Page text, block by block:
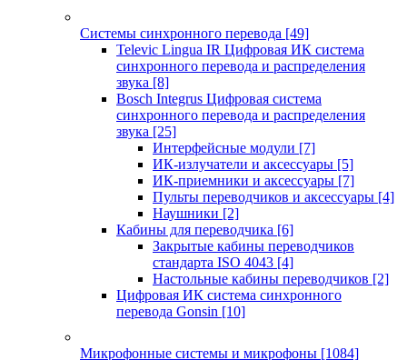
Системы синхронного перевода [49]
Televic Lingua IR Цифровая ИК система
синхронного перевода и распределения
звука [8]
Bosch Integrus Цифровая система
синхронного перевода и распределения
звука [25]
Интерфейсные модули [7]
ИК-излучатели и аксессуары [5]
ИК-приемники и аксессуары [7]
Пульты переводчиков и аксессуары [4]
Наушники [2]
Кабины для переводчика [6]
Закрытые кабины переводчиков
стандарта ISO 4043 [4]
Настольные кабины переводчиков [2]
Цифровая ИК система синхронного
перевода Gonsin [10]
Микрофонные системы и микрофоны [1084]